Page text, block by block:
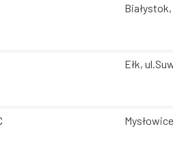
Białystok,
Ełk,